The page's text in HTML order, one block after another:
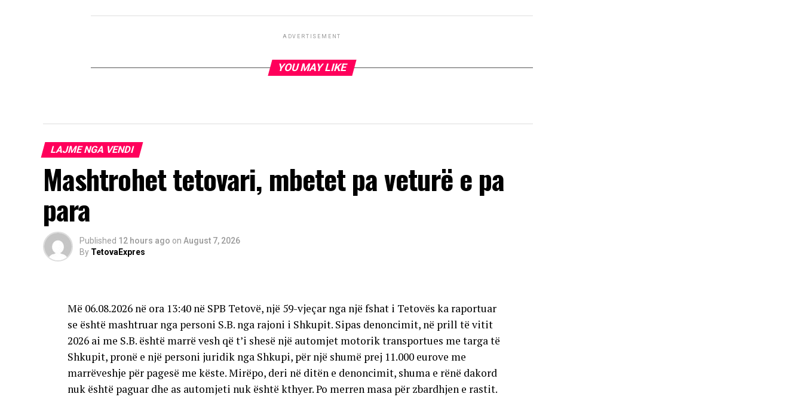
ADVERTISEMENT
YOU MAY LIKE
LAJME NGA VENDI
Mashtrohet tetovari, mbetet pa veturë e pa
para
Published 12 hours ago on August 7, 2026
By TetovaExpres
Më 06.08.2026 në ora 13:40 në SPB Tetovë, një 59-vjeçar nga një fshat i Tetovës ka raportuar
se është mashtruar nga personi S.B. nga rajoni i Shkupit. Sipas denoncimit, në prill të vitit
2026 ai me S.B. është marrë vesh që t’i shesë një automjet motorik transportues me targa të
Shkupit, pronë e një personi juridik nga Shkupi, për një shumë prej 11.000 eurove me
marrëveshje për pagesë me këste. Mirëpo, deri në ditën e denoncimit, shuma e rënë dakord
nuk është paguar dhe as automjeti nuk është kthyer. Po merren masa për zbardhjen e rastit.